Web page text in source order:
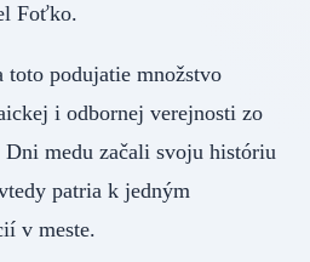
Foťko.
toto podujatie množstvo
i odbornej verejnosti zo
Dni medu začali svoju históriu
patria k jedným
v meste.